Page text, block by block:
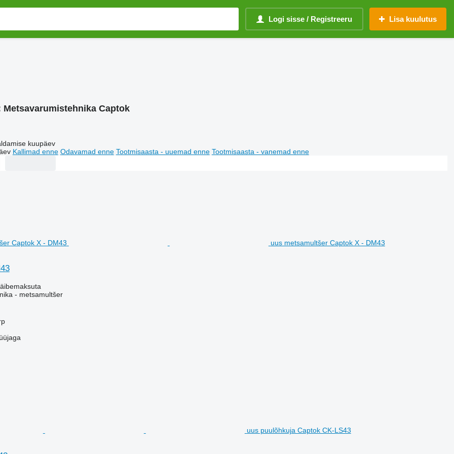
Logi sisse / Registreeru Lisa kuulutus
Metsavarumistehnika Captok
kuupäev
Kallimad enne Odavamad enne Tootmisaasta - uuemad enne Tootmisaasta - vanemad enne
uus metsamultšer Captok X - DM43
- metsamultšer
uus puulõhkuja Captok CK-LS43